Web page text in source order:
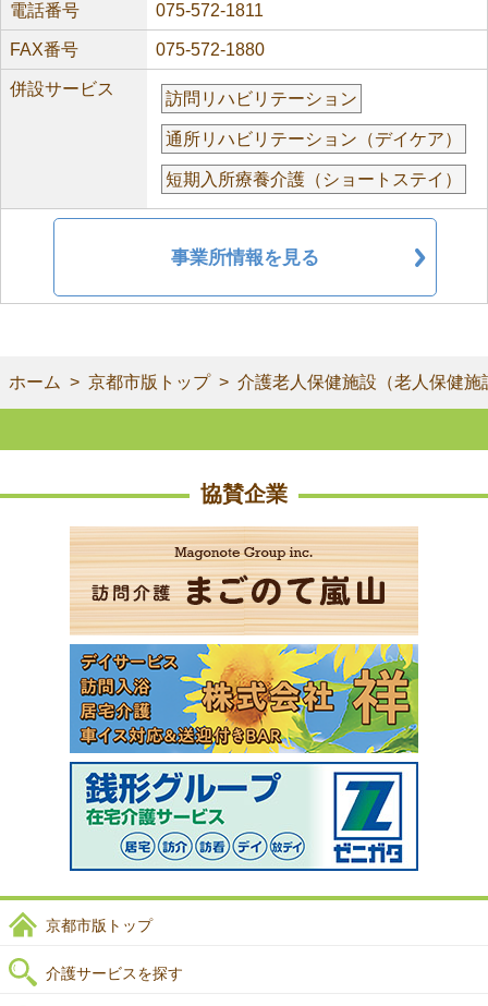
電話番号 075-572-1811
FAX番号 075-572-1880
併設サービス
訪問リハビリテーション
通所リハビリテーション（デイケア）
短期入所療養介護（ショートステイ）
事業所情報を見る
ホーム 京都市版トップ 介護老人保健施設（老人保健施
協賛企業
京都市版トップ
介護サービスを探す